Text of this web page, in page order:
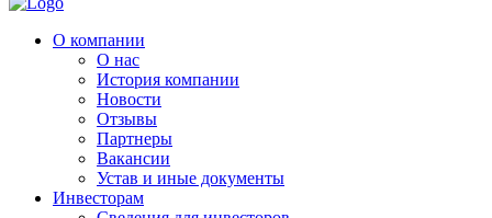
О компании
О нас
История компании
Новости
Отзывы
Партнеры
Вакансии
Устав и иные документы
Инвесторам